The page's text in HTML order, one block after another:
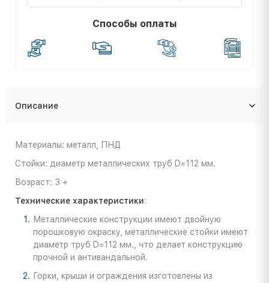
Способы оплаты
Описание
Материалы: металл, ПНД
Стойки: диаметр металлических труб D=112 мм.
Возраст: 3 +
Технические характеристики:
Металлические конструкции имеют двойную
порошковую окраску, металлические стойки имеют
диаметр труб D=112 мм., что делает конструкцию
прочной и антивандальной.
Горки, крыши и ограждения изготовлены из